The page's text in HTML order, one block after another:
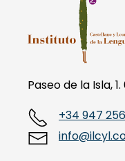
Paseo de la Isla,
+34 947